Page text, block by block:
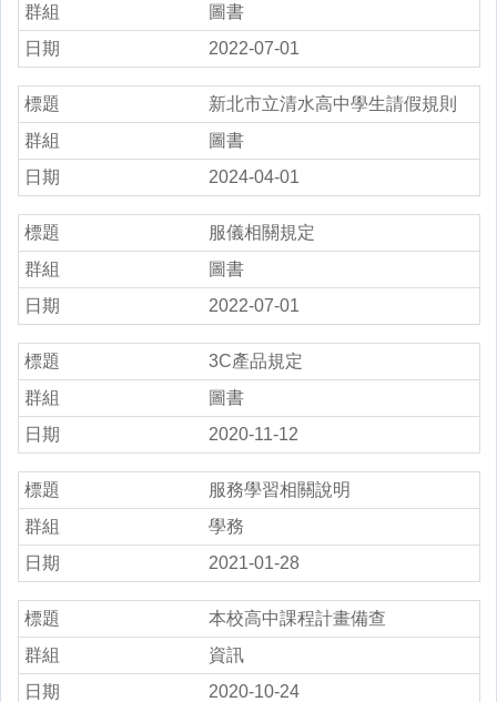
圖書
2022-07-01
新北市立清水高中學生請假規則
圖書
2024-04-01
服儀相關規定
圖書
2022-07-01
3C產品規定
圖書
2020-11-12
服務學習相關說明
學務
2021-01-28
本校高中課程計畫備查
資訊
2020-10-24